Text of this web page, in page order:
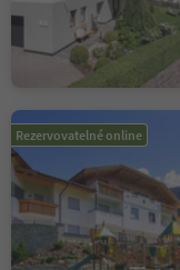
Rezervovatelné online